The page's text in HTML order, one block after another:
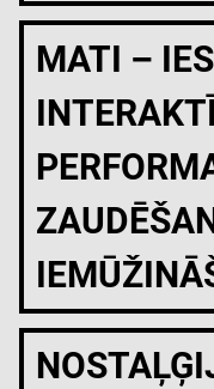
MATI –